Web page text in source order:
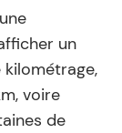
un
voire
de